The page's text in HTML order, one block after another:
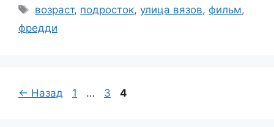
Метки
возраст, подросток,улица вязов, фильм,
фредди
← Назад Страница
1 … Страница
3 Страница
4